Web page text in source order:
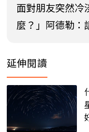
面對朋友突然
麼？」阿德勒：
延伸閱讀